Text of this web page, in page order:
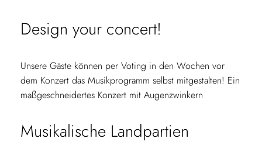
Design your concert!
Unsere Gäste können per Voting in den Wochen vor
dem Konzert das Musikprogramm selbst mitgestalten! Ein
maßgeschneidertes Konzert mit Augenzwinkern
Musikalische Landpartien